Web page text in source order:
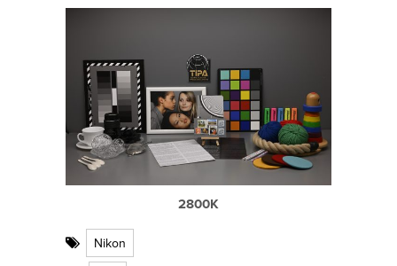
2800K
Nikon